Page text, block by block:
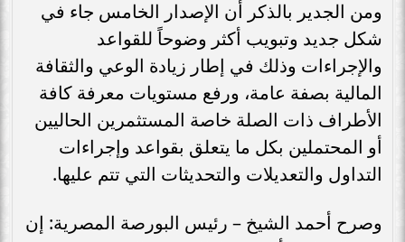
ومن الجدير بالذكر أن الإصدار الخامس جاء في
شكل جديد وتبويب أكثر وضوحاً للقواعد
والإجراءات وذلك في إطار زيادة الوعي والثقافة
المالية بصفة عامة، ورفع مستويات معرفة كافة
الأطراف ذات الصلة خاصة المستثمرين الحاليين
أو المحتملين بكل ما يتعلق بقواعد وإجراءات
التداول والتعديلات والتحديثات التي تتم عليها.
وصرح أحمد الشيخ – رئيس البورصة المصرية: إن